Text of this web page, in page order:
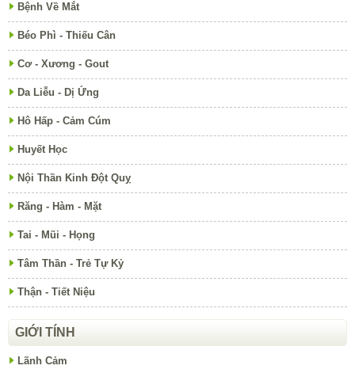
Bệnh Về Mắt
Béo Phì - Thiếu Cân
Cơ - Xương - Gout
Da Liễu - Dị Ứng
Hô Hấp - Cảm Cúm
Huyết Học
Nội Thần Kinh Đột Quỵ
Răng - Hàm - Mặt
Tai - Mũi - Họng
Tâm Thần - Trẻ Tự Kỷ
Thận - Tiết Niệu
GIỚI TÍNH
Lãnh Cảm